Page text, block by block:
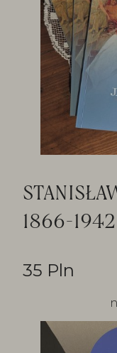
1866-1942
35 Pln